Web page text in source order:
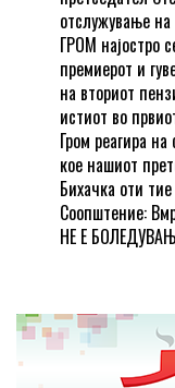
отслужување
ГРОМ најостро
премиерот и
на вториот
истиот во
Гром реагира
кое нашиот
Бихачка оти
Соопштение:
НЕ Е